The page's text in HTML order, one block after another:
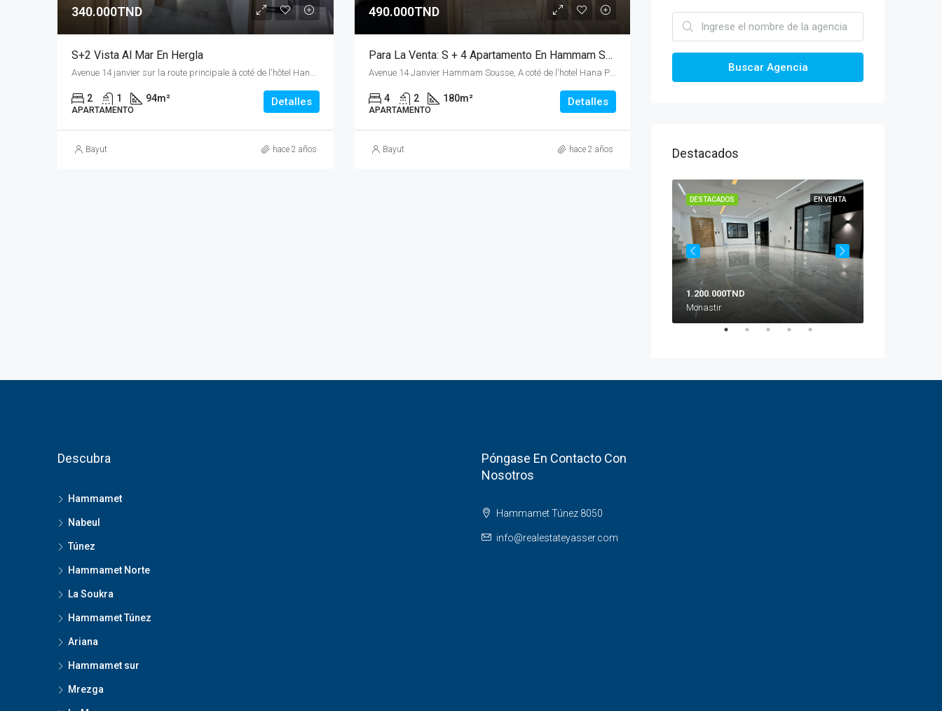
340.000TND
S+2 Vista Al Mar En Hergla
2 1 94m²
APARTAMENTO
Detalles
Bayut hace 2 años
490.000TND
Para La Venta: S + 4 Apartamento En Hammam Sousse.
Avenue 14 Janvier Hammam Sousse, A coté de l'hotel Hana Palace
4 2 180m²
APARTAMENTO
Detalles
Bayut hace 2 años
Buscar Agencia
Destacados
EN VENTA
DESTACADOS
1.200.000TND
Monastir
Descubra
Hammamet
Nabeul
Túnez
Hammamet Norte
La Soukra
Hammamet Túnez
Ariana
Hammamet sur
Mrezga
Póngase En Contacto Con
Nosotros
Hammamet Túnez 8050
info@realestateyasser.com